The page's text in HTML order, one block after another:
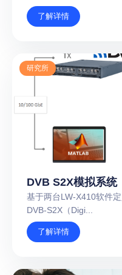
了解详情
研究所
DVB S2X模拟系统
基于两台LW-X410软件
DVB-S2X（Digi...
了解详情